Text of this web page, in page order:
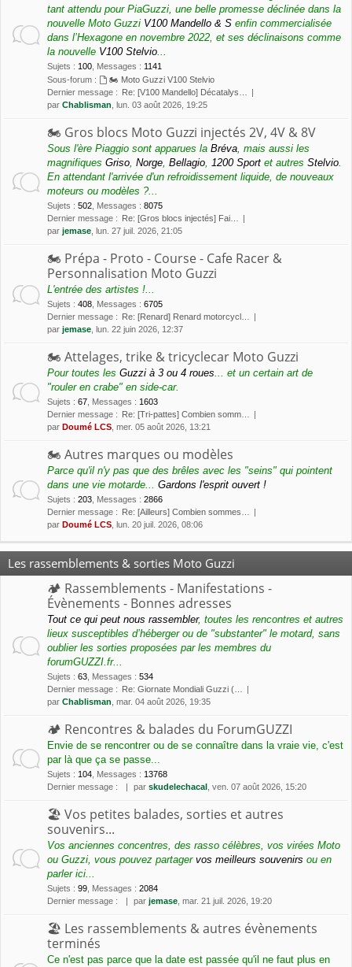
tant attendu pour PiaGuzzi, une belle promesse déclinée dans la
nouvelle Moto Guzzi V100 Mandello & S enfin commercialisée
dans l’Hexagone en novembre 2022, et ses déclinaisons comme
la nouvelle V100 Stelvio
Sujets : 100 Messages : 1141
Sous-forum :
🏍 Moto Guzzi V100 Stelvio
Dernier message : Re: [V100 Mandello] Décatalys…
par Chablisman , lun. 03 août 2026, 19:25
🏍 Gros blocs Moto Guzzi injectés 2V, 4V & 8V
Sous l'ère Piaggio sont apparues la Bréva , mais aussi les
magnifiques Griso Norge Bellagio 1200 Sport et autres Stelvio
En attendant l'arrivée d'un refroidissement liquide, de nouveaux
moteurs ou modèles ?...
Sujets : 502 Messages : 8075
Dernier message : Re: [Gros blocs injectés] Fai…
par jemase , lun. 27 juil. 2026, 21:05
🏍 Prépa - Proto - Course - Cafe Racer &
Personnalisation Moto Guzzi
L'entrée des artistes !...
Sujets : 408 Messages : 6705
Dernier message : Re: [Renard] Renard motorcycl…
par jemase , lun. 22 juin 2026, 12:37
🏍 Attelages, trike & tricyclecar Moto Guzzi
Pour toutes les Guzzi à 3 ou 4 roues ... et un certain art de
"rouler en crabe" en side-car.
Sujets : 67 Messages : 1603
Dernier message : Re: [Tri-pattes] Combien somm…
par Doumé LCS , mer. 05 août 2026, 13:21
🏍 Autres marques ou modèles
Parce qu'il n'y pas que des brêles avec les "seins" qui pointent
dans une vie motarde... Gardons l'esprit ouvert !
Sujets : 203 Messages : 2866
Dernier message : Re: [Ailleurs] Combien sommes…
par Doumé LCS , lun. 20 juil. 2026, 08:06
Les rassemblements & sorties Moto Guzzi
🏕 Rassemblements - Manifestations -
Évènements - Bonnes adresses
Tout ce qui peut nous rassembler, toutes les rencontres et autres
lieux susceptibles d’héberger ou de "substanter" le motard, sans
oublier les sorties proposées par les membres du
forumGUZZI.fr...
Sujets : 63 Messages : 534
Dernier message : Re: Giornate Mondiali Guzzi (…
par Chablisman , mar. 04 août 2026, 19:35
🏕 Rencontres & balades du ForumGUZZI
Envie de se rencontrer ou de se connaître dans la vraie vie, c'est
par là que ça se passe...
Sujets : 104 Messages : 13768
Dernier message :
par skudelechacal , ven. 07 août 2026, 15:20
🏖 Vos petites balades, sorties et autres
souvenirs...
Vos anciennes concentres, des rasso célèbres, vos virées Moto
ou Guzzi, vous pouvez partager vos meilleurs souvenirs ou en
parler ici...
Sujets : 99 Messages : 2084
Dernier message :
par jemase , mar. 21 juil. 2026, 19:20
🏖 Les rassemblements & autres évènements
terminés
Ce n'est pas parce que la date est passée qu'il ne faut plus en